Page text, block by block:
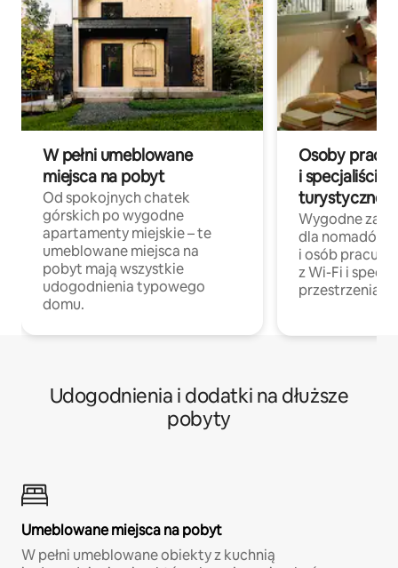
W pełni umeblowane
miejsca na pobyt
Od spokojnych chatek
górskich po wygodne
apartamenty miejskie – te
umeblowane miejsca na
pobyt mają wszystkie
udogodnienia typowego
domu.
Osoby
i specjaliści z
turystycznej
Wygodne
dla nomadów
i osób
z Wi-Fi i
przestrzenią
Udogodnienia i dodatki na dłuższe
pobyty
Umeblowane miejsca na pobyt
W pełni umeblowane obiekty z kuchnią